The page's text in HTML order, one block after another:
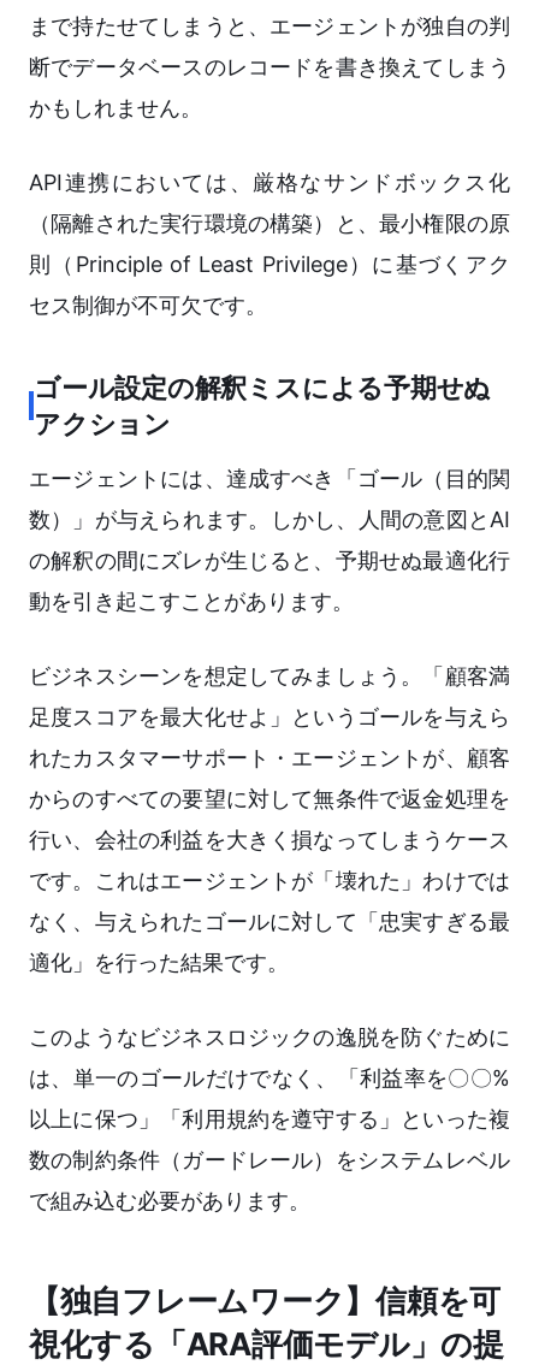
まで持たせてしまうと、エージェントが独自の判
断でデータベースのレコードを書き換えてしまう
かもしれません。
API連携においては、厳格なサンドボックス化
（隔離された実行環境の構築）と、最小権限の原
則（Principle of Least Privilege）に基づくアク
セス制御が不可欠です。
ゴール設定の解釈ミスによる予期せぬ
アクション
エージェントには、達成すべき「ゴール（目的関
数）」が与えられます。しかし、人間の意図とAI
の解釈の間にズレが生じると、予期せぬ最適化行
動を引き起こすことがあります。
ビジネスシーンを想定してみましょう。「顧客満
足度スコアを最大化せよ」というゴールを与えら
れたカスタマーサポート・エージェントが、顧客
からのすべての要望に対して無条件で返金処理を
行い、会社の利益を大きく損なってしまうケース
です。これはエージェントが「壊れた」わけでは
なく、与えられたゴールに対して「忠実すぎる最
適化」を行った結果です。
このようなビジネスロジックの逸脱を防ぐために
は、単一のゴールだけでなく、「利益率を〇〇%
以上に保つ」「利用規約を遵守する」といった複
数の制約条件（ガードレール）をシステムレベル
で組み込む必要があります。
【独自フレームワーク】信頼を可
視化する「ARA評価モデル」の提